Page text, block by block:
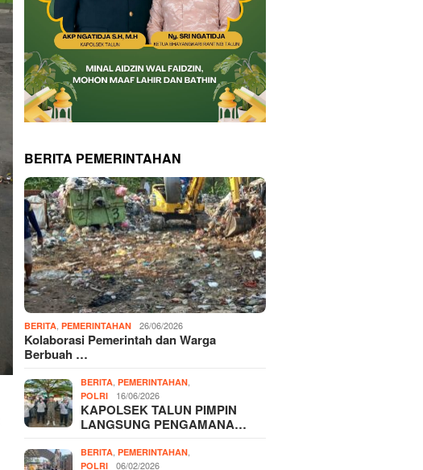
BERITA PEMERINTAHAN
BERITA,PEMERINTAHAN 26/06/2026
Kolaborasi Pemerintah dan Warga
Berbuah …
BERITA,PEMERINTAHAN,
POLRI 16/06/2026
KAPOLSEK TALUN PIMPIN
LANGSUNG PENGAMANA…
BERITA,PEMERINTAHAN,
POLRI 06/02/2026